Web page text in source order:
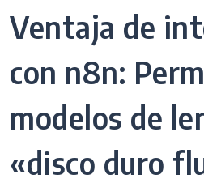
Ventaja de
con n8n:
modelos de
«disco duro